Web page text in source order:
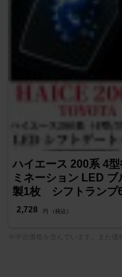
ハイエース 200系 4
ミネーション LED
製1枚 シフトランプ
2,728 円 （税込）